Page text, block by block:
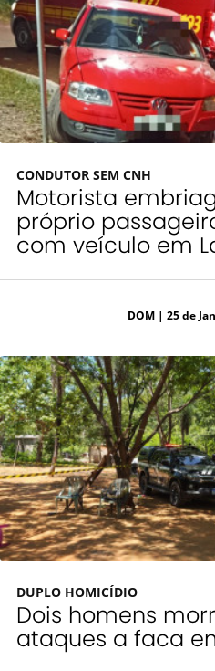
CONDUTOR SEM CNH
Motorista
próprio
com veículo em
DOM| 25 de
DUPLO HOMICÍDIO
Dois homens
ataques a faca